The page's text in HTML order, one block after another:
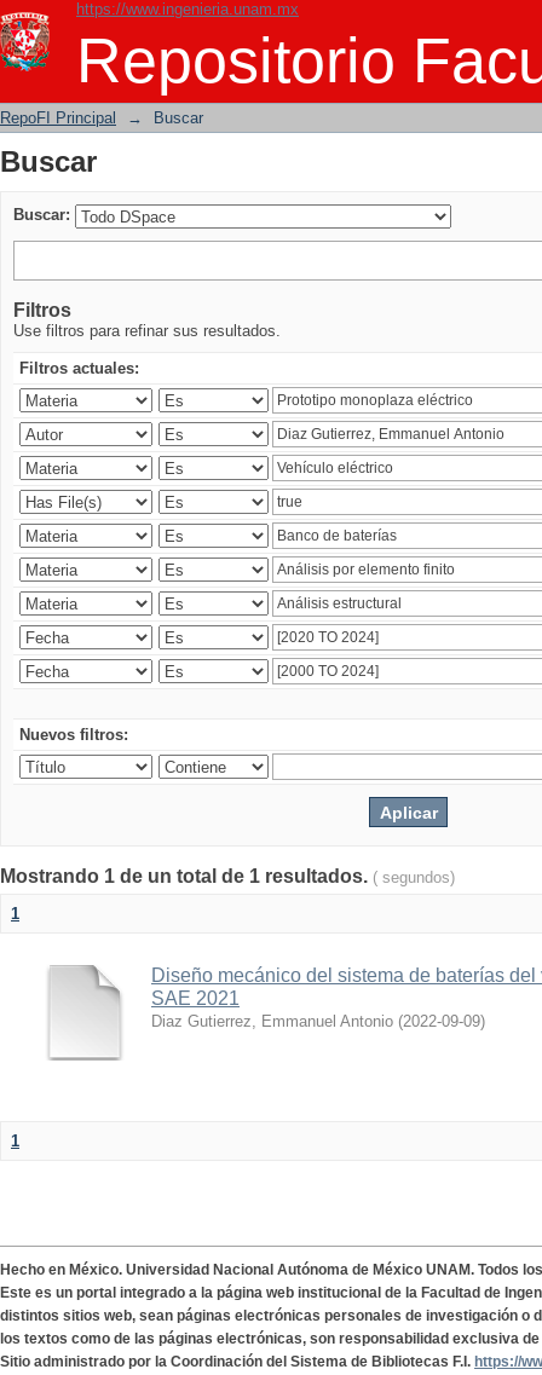
https://www.ingenieria.unam.mx
Repositorio
Buscar
RepoFI Principal → Buscar
Buscar
Buscar:
Filtros
Use filtros para refinar sus resultados.
Filtros actuales:
Nuevos filtros:
Mostrando 1 de un total de 1 resultados. ( segundos)
1
Diseño mecánico del sistema de baterías
SAE 2021
Diaz Gutierrez, Emmanuel Antonio (2022-09-09)
1
Hecho en México. Universidad Nacional Autónoma de México UNAM. Todos
Este es un portal integrado a la página web institucional de la Facultad de
distintos sitios web, sean páginas electrónicas personales de investigación o
los textos como de las páginas electrónicas, son responsabilidad exclusiva
Sitio administrado por la Coordinación del Sistema de Bibliotecas F.I. https://